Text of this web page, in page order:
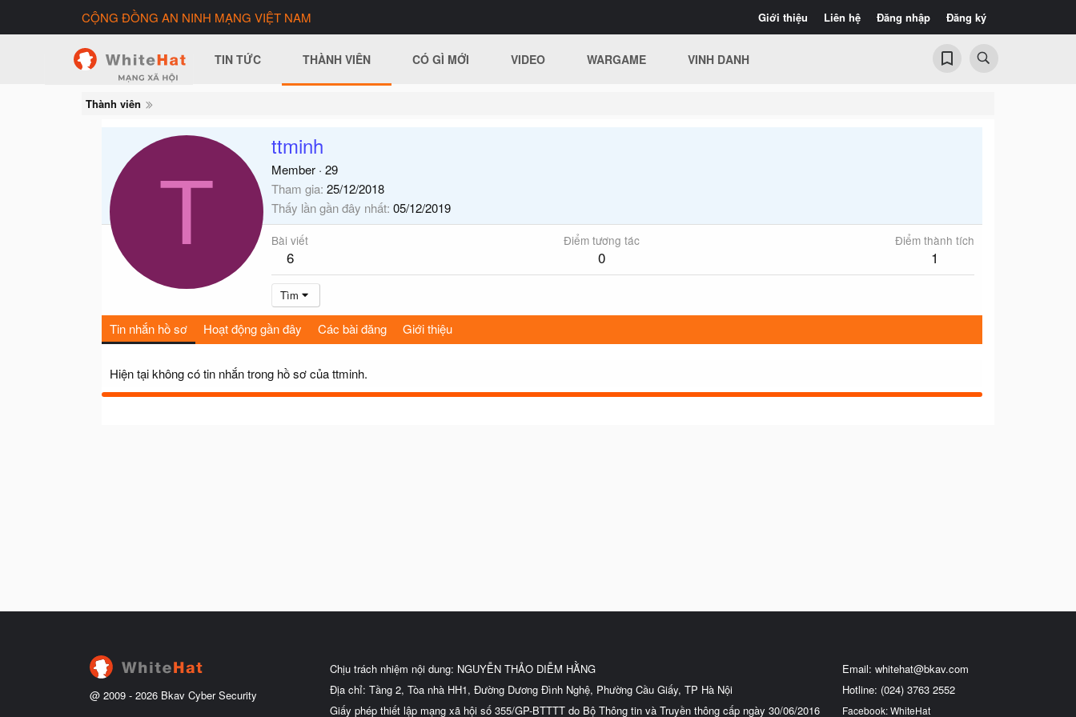
Giới thiệu Liên hệ Đăng nhập Đăng ký
CỘNG ĐỒNG AN NINH MẠNG VIỆT NAM
TIN TỨC THÀNH VIÊN CÓ GÌ MỚI VIDEO WARGAME VINH DANH
Thành viên
T
ttminh
Member · 29
Tham gia 25/12/2018
Thấy lần gần đây nhất 05/12/2019
Bài viết
6
Điểm tương tác
0
Điểm thành tích
1
Tìm
Tin nhắn hồ sơ Hoạt động gần đây Các bài đăng Giới thiệu
Hiện tại không có tin nhắn trong hồ sơ của ttminh.
@ 2009 - 2026 Bkav Cyber Security
Chịu trách nhiệm nội dung: NGUYỄN THẢO DIỄM HẰNG
Địa chỉ: Tầng 2, Tòa nhà HH1, Đường Dương Đình Nghệ, Phường Cầu Giấy, TP Hà Nội
Giấy phép thiết lập mạng xã hội số 355/GP-BTTTT do Bộ Thông tin và Truyền thông cấp ngày 30/06/2016
Email: whitehat@bkav.com
Hotline: (024) 3763 2552
Facebook: WhiteHat